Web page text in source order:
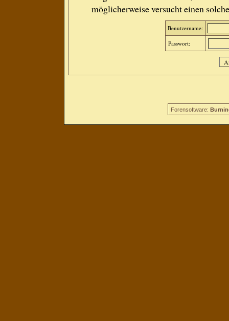
möglicherweise versucht einen
Benutzername:
Passwort:
Forensoftware: